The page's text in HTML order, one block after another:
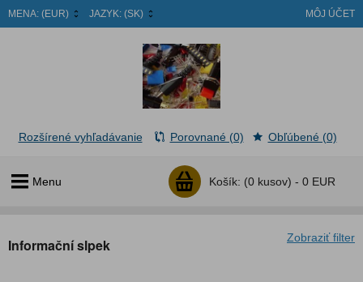
MENA: (EUR) JAZYK: (SK) MÔJ ÚČET
Menu Košík: (0 kusov) - 0 EUR
Rozšírené vyhľadávanie Porovnané (0) Obľúbené (0)
Zobraziť filter
Informační slpek